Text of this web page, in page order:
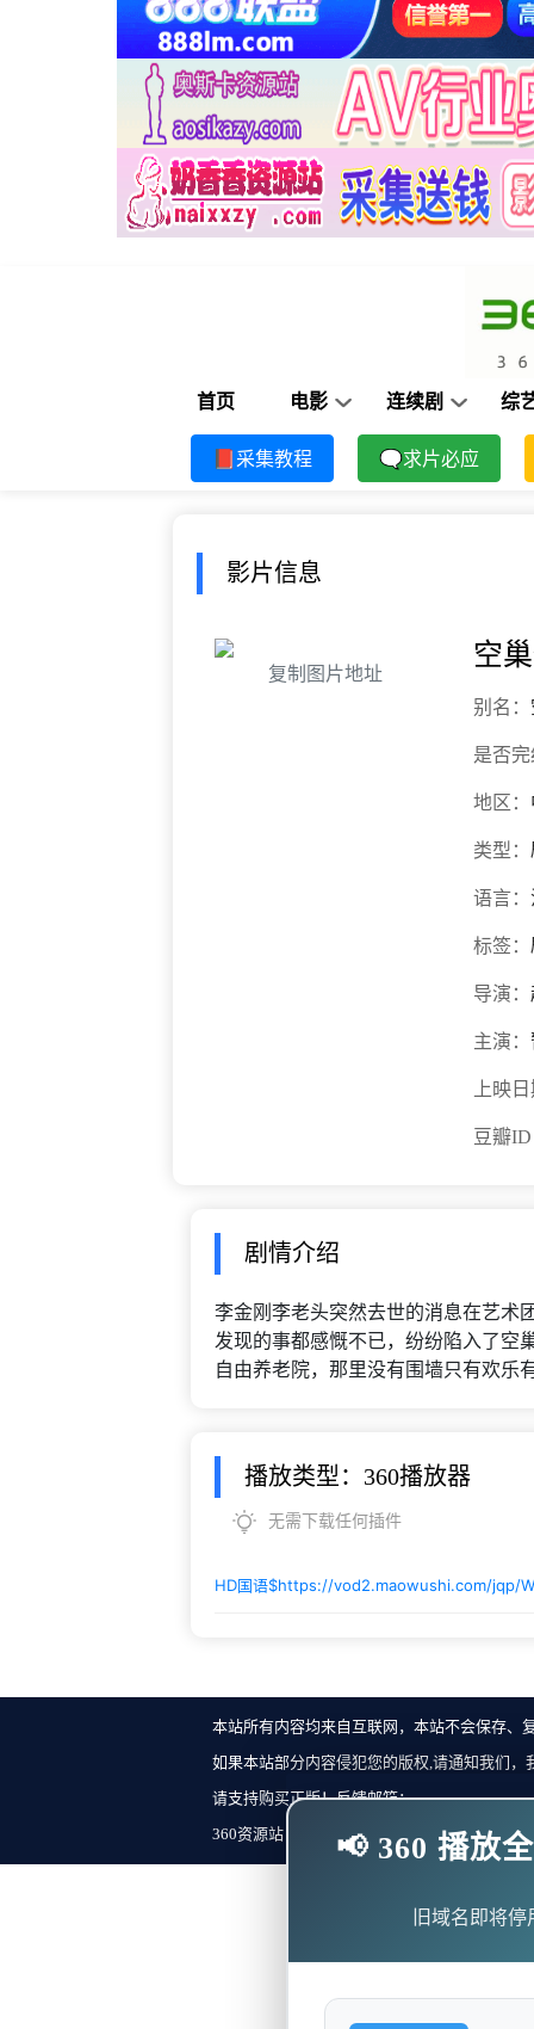
首页 电影 连续剧 综
📕采集教程 🗨求片必应
影片信息
复制图片地址
空
别名：
是否
地区：
类型：
语言：
标签：
导演：
主演：
上映
豆瓣
剧情介绍
李金刚李老头突然去世的消息在艺术
发现的事都感慨不已，纷纷陷入了空
自由养老院，那里没有围墙只有欢乐
播放类型：360播放器
无需下载任何插件
HD国语$https://vod2.maowushi.com/jqp/
本站所有内容均来自互联网，本站不会保存、
如果本站部分内容侵犯您的版权,请通知我们
请支持购买正版！反馈邮箱：
360资源站 Copyright ©2018-2023 All Rights
📢 360 播放
旧域名即将